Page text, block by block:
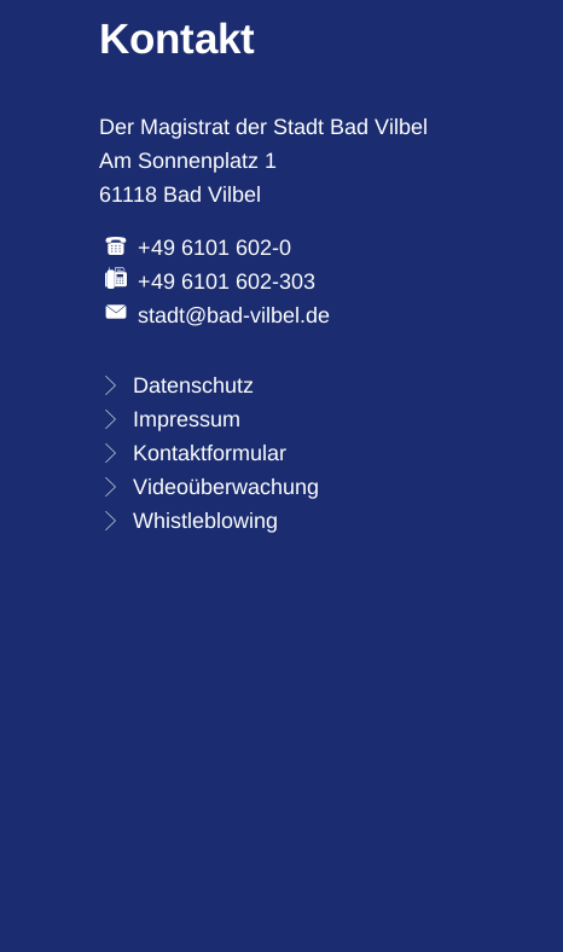
Kontakt
Der Magistrat der Stadt Bad Vilbel
Am Sonnenplatz 1
61118 Bad Vilbel
+49 6101 602-0
+49 6101 602-303
stadt@bad-vilbel.de
Datenschutz
Impressum
Kontaktformular
Videoüberwachung
Whistleblowing